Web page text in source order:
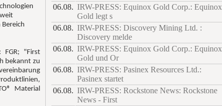
"First
bekannt zu
Material
06.08. IRW-PRESS: Equinox Gold Corp.: Equinox
Gold legt s
06.08. IRW-PRESS: Discovery Mining Ltd. :
Discovery melde
06.08. IRW-PRESS: Equinox Gold Corp.: Equinox
Gold und Or
06.08. IRW-PRESS: Pasinex Resources Ltd.:
Pasinex startet
06.08. IRW-PRESS: Rockstone News: Rockstone
News - First